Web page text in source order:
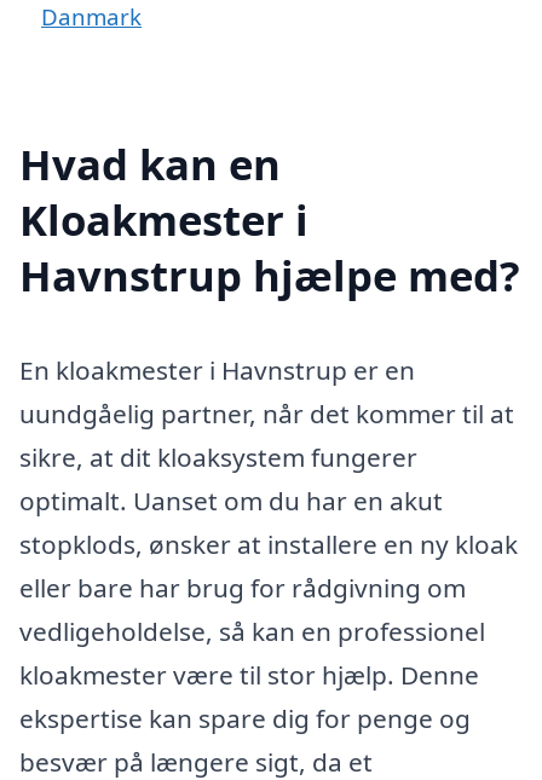
Danmark
Hvad kan en
Kloakmester i
Havnstrup hjælpe med?
En kloakmester i Havnstrup er en
uundgåelig partner, når det kommer til at
sikre, at dit kloaksystem fungerer
optimalt. Uanset om du har en akut
stopklods, ønsker at installere en ny kloak
eller bare har brug for rådgivning om
vedligeholdelse, så kan en professionel
kloakmester være til stor hjælp. Denne
ekspertise kan spare dig for penge og
besvær på længere sigt, da et